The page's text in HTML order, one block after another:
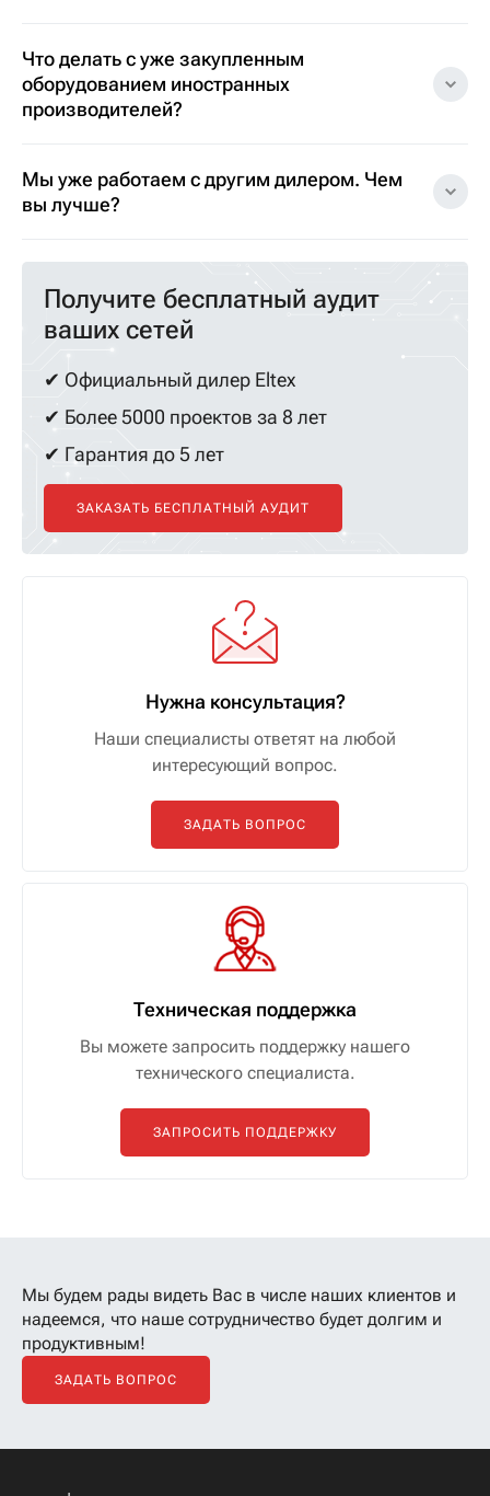
Что делать с уже закупленным
оборудованием иностранных
производителей?
Мы уже работаем с другим дилером. Чем
вы лучше?
Получите бесплатный аудит
ваших сетей
✔ Официальный дилер Eltex
✔ Более 5000 проектов за 8 лет
✔ Гарантия до 5 лет
ЗАКАЗАТЬ БЕСПЛАТНЫЙ АУДИТ
Нужна консультация?
Наши специалисты ответят на любой
интересующий вопрос.
ЗАДАТЬ ВОПРОС
Техническая поддержка
Вы можете запросить поддержку нашего
технического специалиста.
ЗАПРОСИТЬ ПОДДЕРЖКУ
Мы будем рады видеть Вас в числе наших клиентов и
надеемся, что наше сотрудничество будет долгим и
продуктивным!
ЗАДАТЬ ВОПРОС